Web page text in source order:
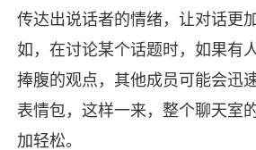
传达出说话者的情绪，让对话更
如，在讨论某个话题时，如果有
捧腹的观点，其他成员可能会迅
表情包，这样一来，整个聊天室
加轻松。